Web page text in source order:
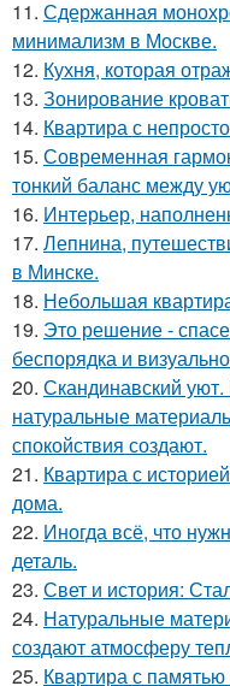
11. Сдержанная
минимализм в Москве.
12. Кухня, которая
13. Зонирование
14. Квартира с
15. Современная
тонкий баланс между
16. Интерьер,
17. Лепнина,
в Минске.
18. Небольшая
19. Это решение -
беспорядка и
20. Скандинавский
натуральные
спокойствия создают.
21. Квартира с
дома.
22. Иногда всё, что
деталь.
23. Свет и история:
24. Натуральные
создают атмосферу
25. Квартира с